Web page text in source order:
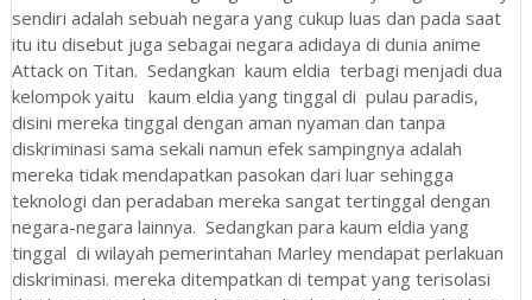
sendiri adalah sebuah negara yang cukup luas dan pada saat
itu itu disebut juga sebagai negara adidaya di dunia anime
Attack on Titan. Sedangkan kaum eldia terbagi menjadi dua
kelompok yaitu kaum eldia yang tinggal di pulau paradis,
disini mereka tinggal dengan aman nyaman dan tanpa
diskriminasi sama sekali namun efek sampingnya adalah
mereka tidak mendapatkan pasokan dari luar sehingga
teknologi dan peradaban mereka sangat tertinggal dengan
negara-negara lainnya. Sedangkan para kaum eldia yang
tinggal di wilayah pemerintahan Marley mendapat perlakuan
diskriminasi. mereka ditempatkan di tempat yang terisolasi